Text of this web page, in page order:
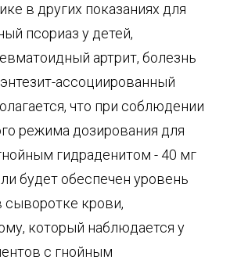
в других показаниях для
псориаз у детей,
артрит, болезнь
ассоциированный
что при соблюдении
режима дозирования для
гидраденитом - 40 мг
будет обеспечен уровень
сыворотке крови,
который наблюдается у
с гнойным